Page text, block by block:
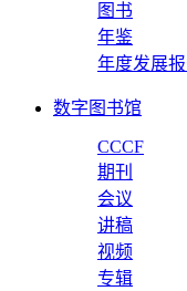
图书
年鉴
年度发展
数字图书馆
CCCF
期刊
会议
讲稿
视频
专辑